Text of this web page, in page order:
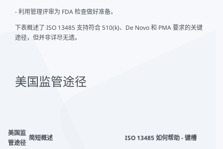
- 利用管理评审为 FDA 检查做好准备。
下表概述了 ISO 13485 支持符合 510(k)、De Novo 和 PMA 要求的关键
途径，但并非详尽无遗。
美国监管途径
美国监
管途径
简短概述 ISO 13485 如何帮助 - 键槽